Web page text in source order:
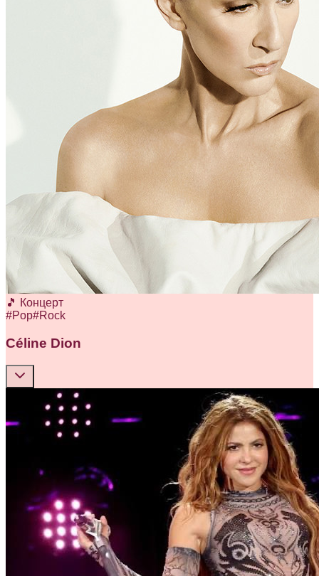
🎵 Концерт
#Pop#Rock
Céline Dion